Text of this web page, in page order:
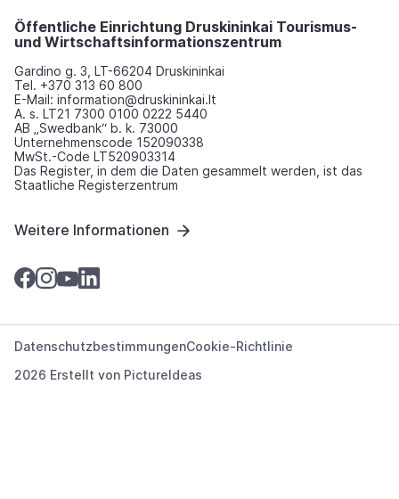
Öffentliche Einrichtung Druskininkai Tourismus-
und Wirtschaftsinformationszentrum
Gardino g. 3, LT-66204 Druskininkai
Tel. +370 313 60 800
E-Mail: information@druskininkai.lt
A. s. LT21 7300 0100 0222 5440
AB „Swedbank“ b. k. 73000
Unternehmenscode 152090338
MwSt.-Code LT520903314
Das Register, in dem die Daten gesammelt werden, ist das
Staatliche Registerzentrum
Weitere Informationen
2026 Erstellt von PictureIdeas
DatenschutzbestimmungenCookie-Richtlinie